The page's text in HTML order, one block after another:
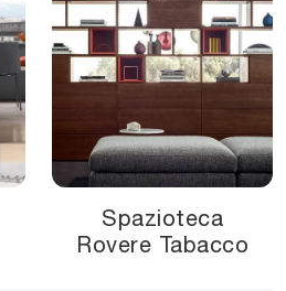
Spazioteca
Rovere Tabacco